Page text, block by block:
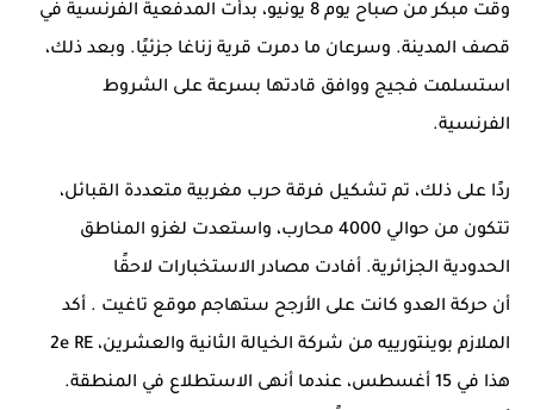
وقت مبكر من صباح يوم 8 يونيو، بدأت المدفعية الفرنسية في
قصف المدينة. وسرعان ما دمرت قرية زناغا جزئيًا. وبعد ذلك،
استسلمت فجيج ووافق قادتها بسرعة على الشروط
الفرنسية.
ردًا على ذلك، تم تشكيل فرقة حرب مغربية متعددة القبائل،
تتكون من حوالي 4000 محارب، واستعدت لغزو المناطق
الحدودية الجزائرية. أفادت مصادر الاستخبارات لاحقًا
أن حركة العدو كانت على الأرجح ستهاجم موقع تاغيت . أكد
الملازم بوينتورييه
من شركة الخيالة الثانية والعشرين، 2e RE
هذا في 15 أغسطس، عندما أنهى الاستطلاع في المنطقة.